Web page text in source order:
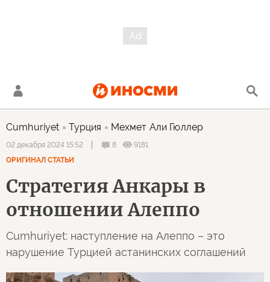
Cumhuriyet Турция Мехмет Али Гюллер
02 декабря 2024 15:52 8
9181
ОРИГИНАЛ СТАТЬИ
Стратегия Анкары в
отношении Алеппо
Cumhuriyet: наступление на Алеппо – это
нарушение Турцией астанинских соглашений